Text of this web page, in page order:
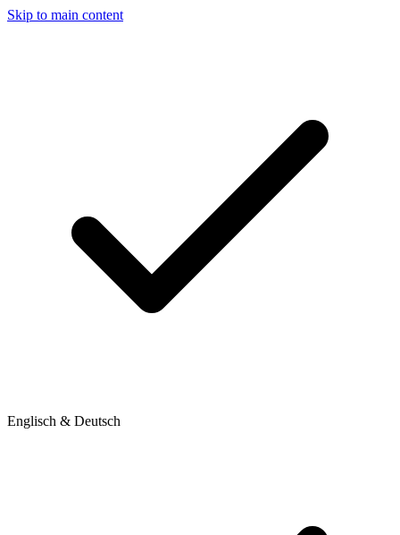
Skip to main content
Englisch & Deutsch